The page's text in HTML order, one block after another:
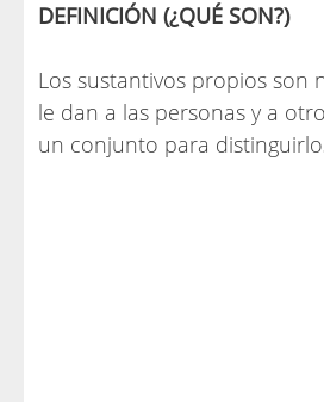
DEFINICIÓN (¿QUÉ SON?)
Los sustantivos propios son
le dan a las personas y a
un conjunto para